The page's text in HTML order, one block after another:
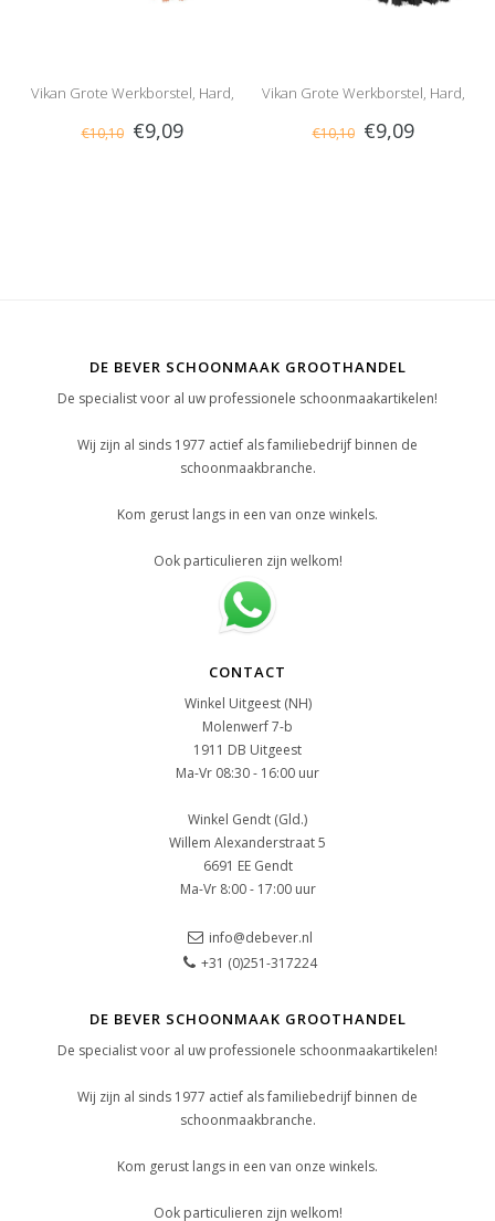
Vikan Grote Werkborstel, Hard,
Oranje
€10,10 €9,09
Vikan Grote Werkborstel, Hard,
Zwart
€10,10 €9,09
DE BEVER SCHOONMAAK GROOTHANDEL
De specialist voor al uw professionele schoonmaakartikelen!
Wij zijn al sinds 1977 actief als familiebedrijf binnen de
schoonmaakbranche.
Kom gerust langs in een van onze winkels.
Ook particulieren zijn welkom!
CONTACT
Winkel Uitgeest (NH)
Molenwerf 7-b
1911 DB Uitgeest
Ma-Vr 08:30 - 16:00 uur
Winkel Gendt (Gld.)
Willem Alexanderstraat 5
6691 EE Gendt
Ma-Vr 8:00 - 17:00 uur
info@debever.nl
+31 (0)251-317224
DE BEVER SCHOONMAAK GROOTHANDEL
De specialist voor al uw professionele schoonmaakartikelen!
Wij zijn al sinds 1977 actief als familiebedrijf binnen de
schoonmaakbranche.
Kom gerust langs in een van onze winkels.
Ook particulieren zijn welkom!